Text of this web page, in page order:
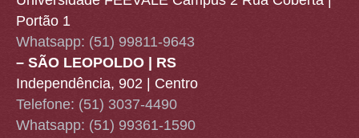
Portão 1
Whatsapp: (51) 99811-9643
– SÃO LEOPOLDO | RS
Independência, 902 | Centro
Telefone: (51) 3037-4490
Whatsapp: (51) 99361-1590